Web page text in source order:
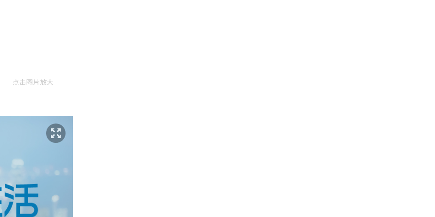
点击图片放大